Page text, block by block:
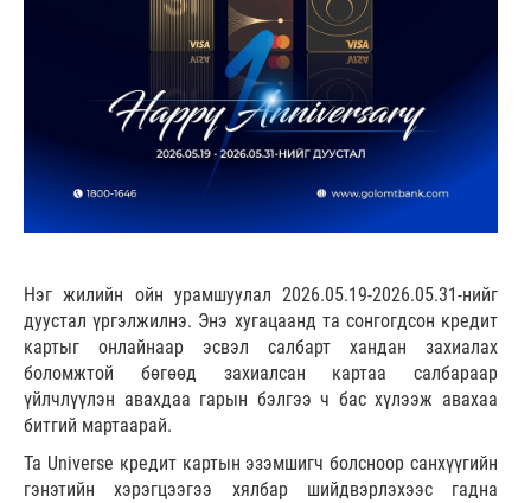
Нэг жилийн ойн урамшуулал 2026.05.19-2026.05.31-нийг
дуустал үргэлжилнэ. Энэ хугацаанд та сонгогдсон кредит
картыг онлайнаар эсвэл салбарт хандан захиалах
боломжтой бөгөөд захиалсан картаа салбараар
үйлчлүүлэн авахдаа гарын бэлгээ ч бас хүлээж авахаа
битгий мартаарай.
Та Universe кредит картын эзэмшигч болсноор санхүүгийн
гэнэтийн хэрэгцээгээ хялбар шийдвэрлэхээс гадна